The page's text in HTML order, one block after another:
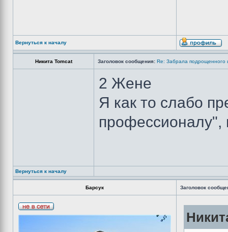
Вернуться к началу
Никита Tomcat Заголовок сообщения: Re: Забрала подрощенного
2 Жене
Я как то слабо
профессионалу",
Вернуться к началу
Барсук Заголовок